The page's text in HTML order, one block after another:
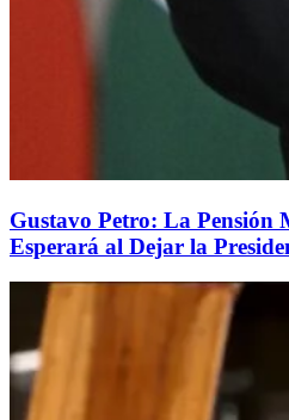
Gustavo Petro: La Pensión
Esperará al Dejar la